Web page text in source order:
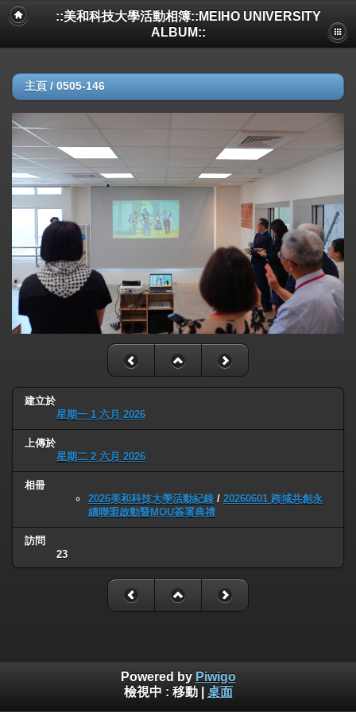
::美和科技大學活動相簿::MEIHO UNIVERSITY
ALBUM::
主頁 / 0505-146
建立於
星期一 1 六月 2026
上傳於
星期二 2 六月 2026
相冊
2026美和科技大學活動紀錄 / 20260601 跨域共創永
續聯盟啟動暨MOU簽署典禮
訪問
23
Powered by Piwigo
檢視中 : 移動| 桌面